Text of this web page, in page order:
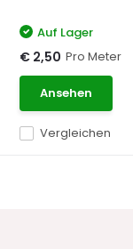
Vergleichen
Auf Lager
€ 2,50 Pro Meter
Ansehen